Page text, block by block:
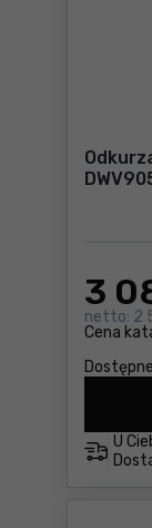
Cena
3
netto: 2
U